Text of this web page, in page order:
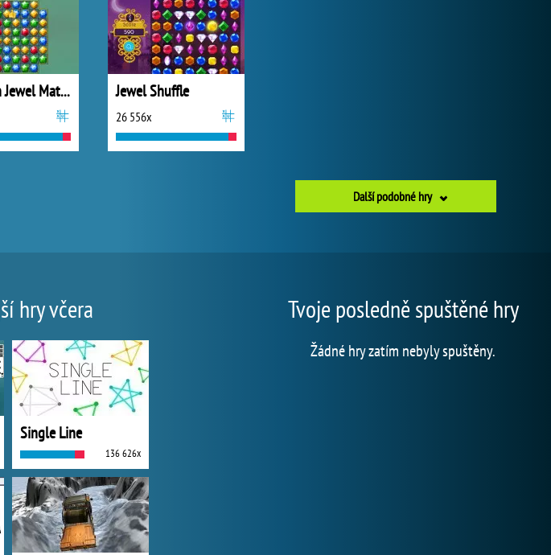
Stickman Jewel Match 3 Master Jewel Shuffle
26 556x
Další podobné hry
hry včera
Single Line
136 626x
Tvoje posledně spuštěné hry
Žádné hry zatím nebyly spuštěny.